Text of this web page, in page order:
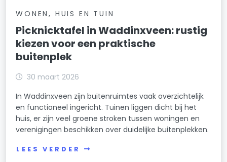
WONEN, HUIS EN TUIN
Picknicktafel in Waddinxveen: rustig
kiezen voor een praktische
buitenplek
30 maart 2026
In Waddinxveen zijn buitenruimtes vaak overzichtelijk
en functioneel ingericht. Tuinen liggen dicht bij het
huis, er zijn veel groene stroken tussen woningen en
verenigingen beschikken over duidelijke buitenplekken.
LEES VERDER